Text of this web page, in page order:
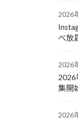
2026
べ放
2026
集開
2026